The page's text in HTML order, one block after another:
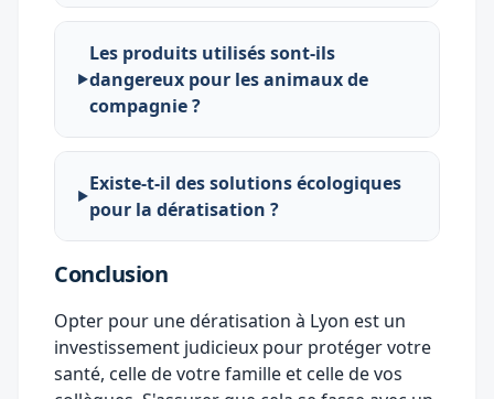
Les produits utilisés sont-ils
dangereux pour les animaux de
compagnie ?
Existe-t-il des solutions écologiques
pour la dératisation ?
Conclusion
Opter pour une dératisation à Lyon est un
investissement judicieux pour protéger votre
santé, celle de votre famille et celle de vos